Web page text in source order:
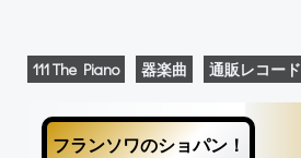
111 The Piano 器楽曲 通販レコード
フランソワのショパン！